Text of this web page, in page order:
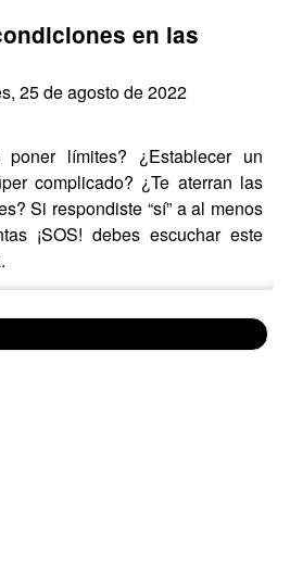
en las
25 de agosto de 2022
límites? ¿Establecer un
complicado? ¿Te aterran las
Si respondiste “sí” a al menos
¡SOS! debes escuchar este